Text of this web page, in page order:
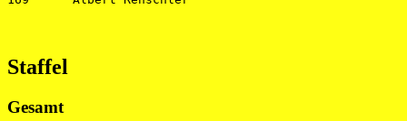
Staffel
Gesamt